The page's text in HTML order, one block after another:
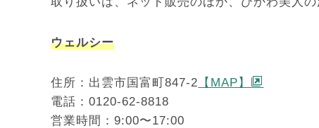
ウェルシー
住所：出雲市国富町847-2 【MAP】
電話：0120-62-8818
営業時間：9:00〜17:00